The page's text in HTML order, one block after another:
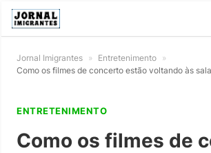
Jornal Imigrantes » Entretenimento »
Como os filmes de concerto estão voltando às
ENTRETENIMENTO
Como os filmes de